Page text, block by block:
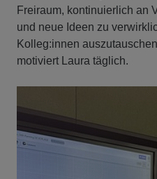
Freiraum, kontinuierlich an
und neue Ideen zu
Kolleg:innen
motiviert Laura täglich.